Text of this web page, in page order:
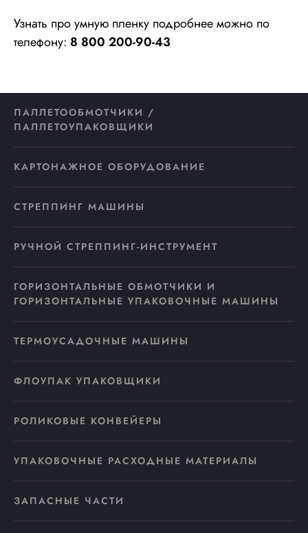
Узнать про умную пленку подробнее можно по
телефону: 8 800 200-90-43
ПАЛЛЕТООБМОТЧИКИ /
ПАЛЛЕТОУПАКОВЩИКИ
КАРТОНАЖНОЕ ОБОРУДОВАНИЕ
СТРЕППИНГ МАШИНЫ
РУЧНОЙ СТРЕППИНГ-ИНСТРУМЕНТ
ГОРИЗОНТАЛЬНЫЕ ОБМОТЧИКИ И
ГОРИЗОНТАЛЬНЫЕ УПАКОВОЧНЫЕ МАШИНЫ
ТЕРМОУСАДОЧНЫЕ МАШИНЫ
ФЛОУПАК УПАКОВЩИКИ
РОЛИКОВЫЕ КОНВЕЙЕРЫ
УПАКОВОЧНЫЕ РАСХОДНЫЕ МАТЕРИАЛЫ
ЗАПАСНЫЕ ЧАСТИ